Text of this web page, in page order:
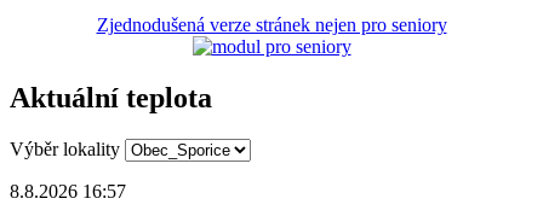
Zjednodušená verze stránek nejen pro seniory
Aktuální teplota
Výběr lokality
8.8.2026 16:57